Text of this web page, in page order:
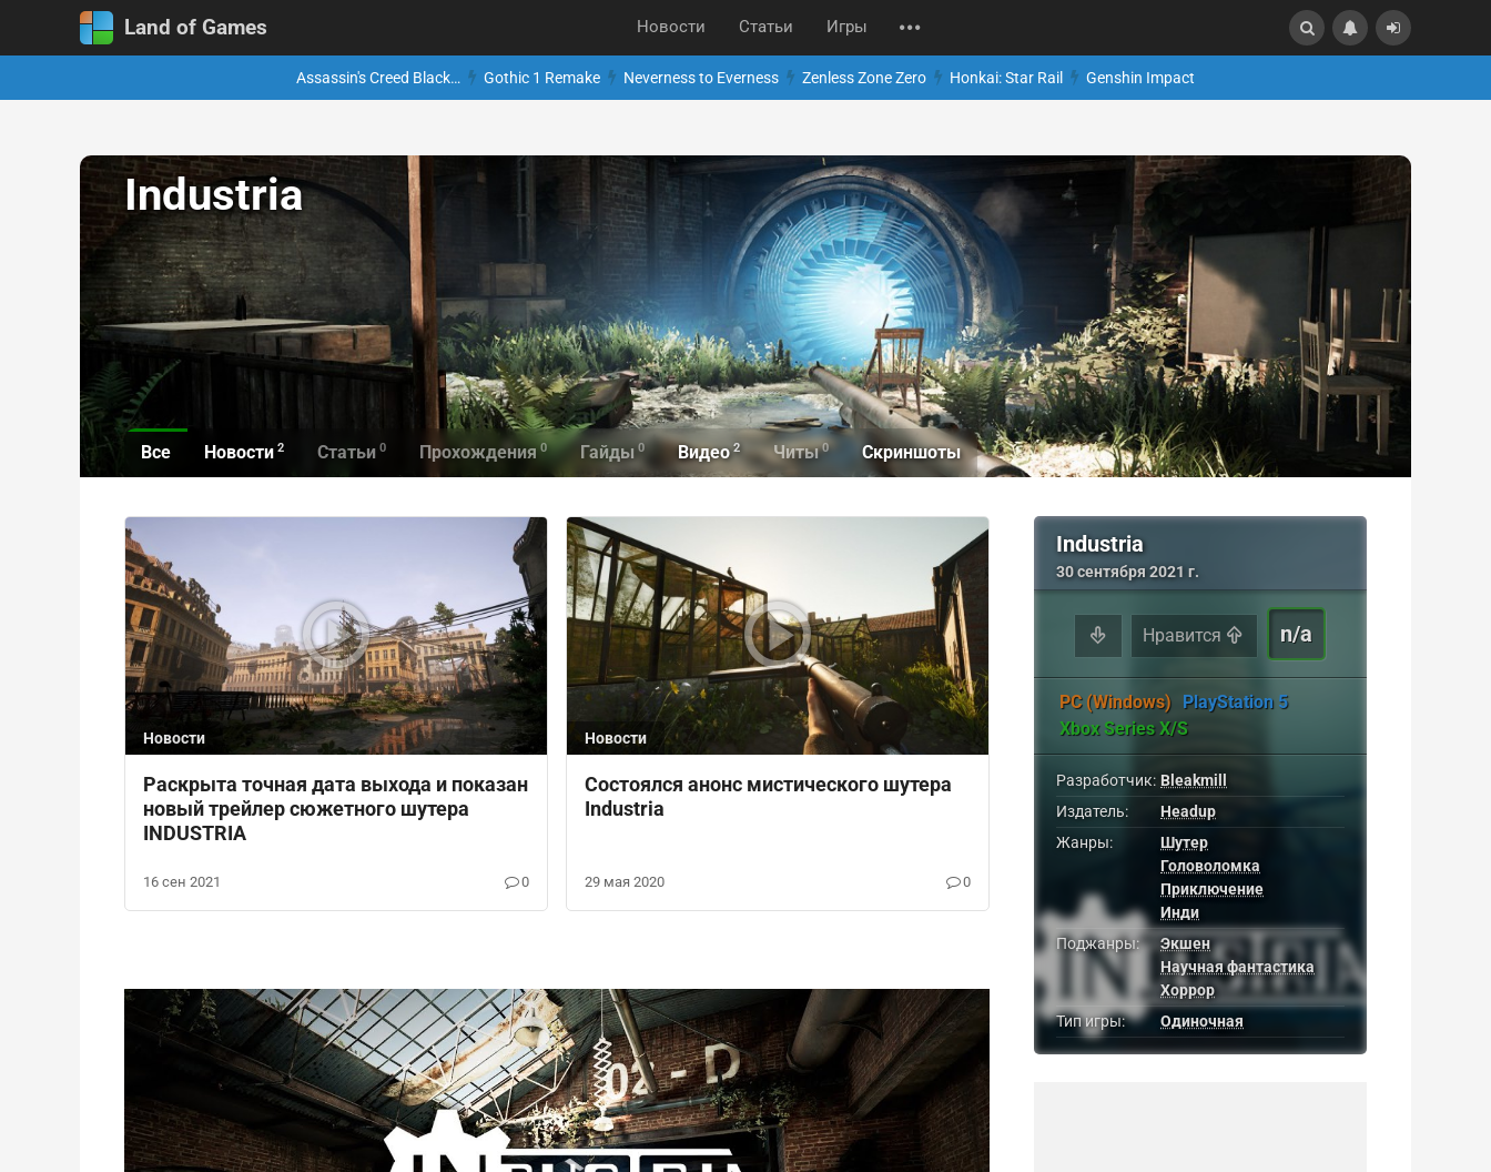
Land of Games Новости Статьи Игры
Assassin's Creed Black… Gothic 1 Remake Neverness to Everness Zenless Zone Zero Honkai: Star Rail Genshin Impact
Industria
Все Новости 2 Статьи 0 Прохождения 0 Гайды 0 Видео 2 Читы 0 Скриншоты
Новости
Раскрыта точная дата выхода и показан
новый трейлер сюжетного шутера
INDUSTRIA
16 сен 2021 0
Новости
Состоялся анонс мистического шутера
Industria
29 мая 2020 0
Industria
30 сентября 2021 г.
Нравится n/a
PC (Windows) PlayStation 5
Xbox Series X/S
Разработчик: Bleakmill
Издатель:
Headup
Жанры:
Шутер
Головоломка
Приключение
Инди
Поджанры:
Экшен
Научная фантастика
Хоррор
Тип игры:
Одиночная